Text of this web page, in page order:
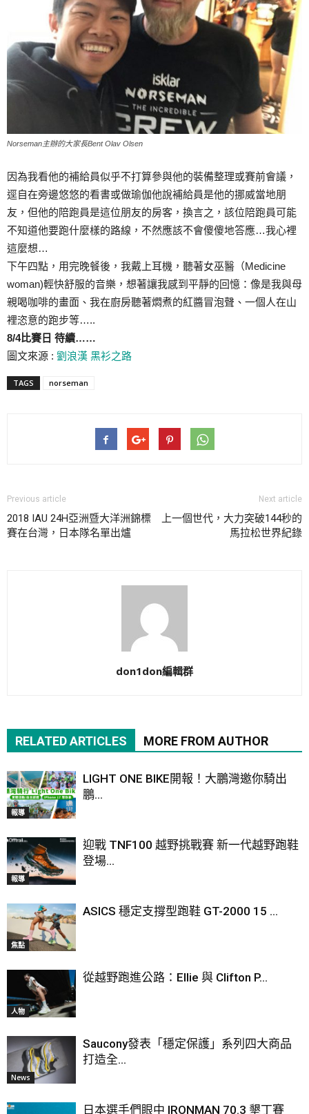
Norseman主辦的大家長Bent Olav Olsen
因為我看他的補給員似乎不打算參與他的裝備整理或賽前會議，
逕自在旁邊悠悠的看書或做瑜伽他說補給員是他的挪威當地朋
友，但他的陪跑員是這位朋友的房客，換言之，該位陪跑員可能
不知道他要跑什麼樣的路線，不然應該不會傻傻地答應…我心裡
這麼想…
下午四點，用完晚餐後，我戴上耳機，聽著女巫醫（Medicine
woman)輕快舒服的音樂，想著讓我感到平靜的回憶：像是我與母
親喝咖啡的畫面、我在廚房聽著燜煮的紅醬冒泡聲、一個人在山
裡恣意的跑步等…..
8/4比賽日 待續……
圖文來源 : 劉浪漢 黑衫之路
TAGS norseman
Previous article
2018 IAU 24H亞洲暨大洋洲錦標
賽在台灣，日本隊名單出爐
Next article
上一個世代，大力突破144秒的
馬拉松世界紀錄
don1don編輯群
RELATED ARTICLES MORE FROM AUTHOR
報導
LIGHT ONE BIKE開報！大鵬灣邀你騎出
鵬...
報導
迎戰 TNF100 越野挑戰賽 新一代越野跑鞋
登場...
焦點
ASICS 穩定支撐型跑鞋 GT-2000 15 ...
人物
從越野跑進公路：Ellie 與 Clifton P...
News
Saucony發表「穩定保護」系列四大商品
打造全...
日本選手們眼中 IRONMAN 70.3 墾丁賽